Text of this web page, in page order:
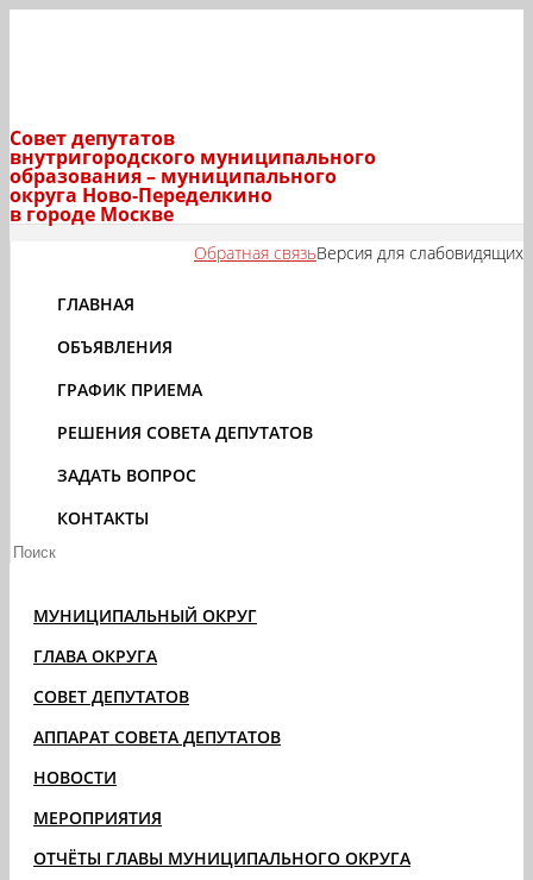
Совет депутатов
внутригородского муниципального
образования – муниципального
округа Ново-Переделкино
в городе Москве
Версия для слабовидящих
Обратная связь
ГЛАВНАЯ
ОБЪЯВЛЕНИЯ
ГРАФИК ПРИЕМА
РЕШЕНИЯ СОВЕТА ДЕПУТАТОВ
ЗАДАТЬ ВОПРОС
КОНТАКТЫ
МУНИЦИПАЛЬНЫЙ ОКРУГ
ГЛАВА ОКРУГА
СОВЕТ ДЕПУТАТОВ
АППАРАТ СОВЕТА ДЕПУТАТОВ
НОВОСТИ
МЕРОПРИЯТИЯ
ОТЧЁТЫ ГЛАВЫ МУНИЦИПАЛЬНОГО ОКРУГА